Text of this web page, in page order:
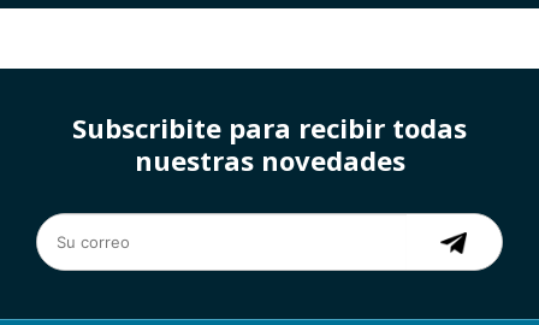
Subscribite para recibir todas
nuestras novedades